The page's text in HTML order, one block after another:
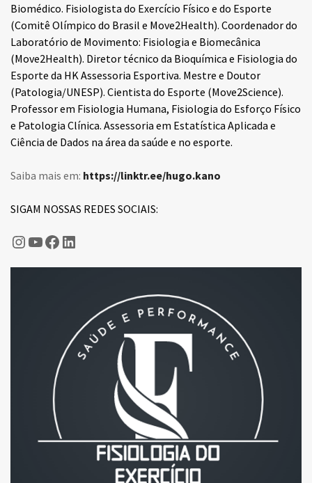
Biomédico. Fisiologista do Exercício Físico e do Esporte
(Comitê Olímpico do Brasil e Move2Health). Coordenador do
Laboratório de Movimento: Fisiologia e Biomecânica
(Move2Health). Diretor técnico da Bioquímica e Fisiologia do
Esporte da HK Assessoria Esportiva. Mestre e Doutor
(Patologia/UNESP). Cientista do Esporte (Move2Science).
Professor em Fisiologia Humana, Fisiologia do Esforço Físico
e Patologia Clínica. Assessoria em Estatística Aplicada e
Ciência de Dados na área da saúde e no esporte.
Saiba mais em: https://linktr.ee/hugo.kano
SIGAM NOSSAS REDES SOCIAIS:
Hugo KanoFisiologia do Esporte
Fisiologia do Esporte
LinkedIn